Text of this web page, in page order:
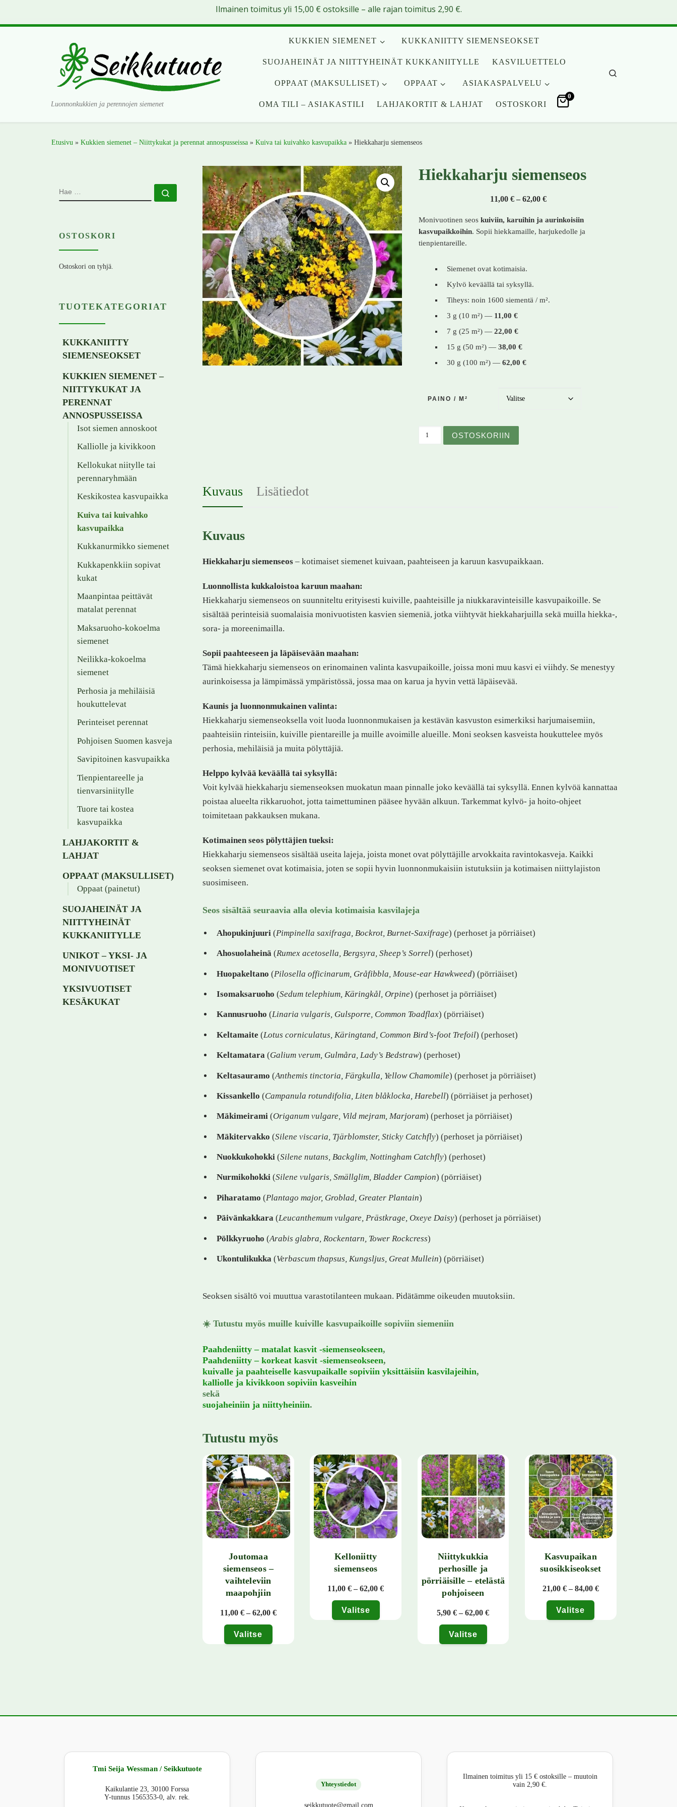
Luonnonkukkien ja perennojen siemenet
KUKKIEN SIEMENET KUKKANIITTY SIEMENSEOKSET
SUOJAHEINÄT JA NIITTYHEINÄT KUKKANIITYLLE KASVILUETTELO
OPPAAT (MAKSULLISET) OPPAAT ASIAKASPALVELU
OMA TILI – ASIAKASTILI LAHJAKORTIT & LAHJAT OSTOSKORI
0
Etusivu » Kukkien siemenet – Niittykukat ja perennat annospusseissa » Kuiva tai kuivahko kasvupaikka » Hiekkaharju siemenseos
Hiekkaharju siemenseos
11,00 € – 62,00 €Hintaluokka: 11,00 € - 62,00 €
Monivuotinen seos kuiviin, karuihin ja aurinkoisiin
kasvupaikkoihin. Sopii hiekkamaille, harjukedolle ja
tienpientareille.
Siemenet ovat kotimaisia.
Kylvö keväällä tai syksyllä.
Tiheys: noin 1600 siementä / m².
3 g (10 m²) — 11,00 €
7 g (25 m²) — 22,00 €
15 g (50 m²) — 38,00 €
30 g (100 m²) — 62,00 €
PAINO / M²
OSTOSKORIIN
Kuvaus Lisätiedot
Kuvaus
Hiekkaharju siemenseos – kotimaiset siemenet kuivaan, paahteiseen ja karuun kasvupaikkaan.
Luonnollista kukkaloistoa karuun maahan:
Hiekkaharju siemenseos on suunniteltu erityisesti kuiville, paahteisille ja niukkaravinteisille kasvupaikoille. Se
sisältää perinteisiä suomalaisia monivuotisten kasvien siemeniä, jotka viihtyvät hiekkaharjuilla sekä muilla hiekka-,
sora- ja moreenimailla.
Sopii paahteeseen ja läpäisevään maahan:
Tämä hiekkaharju siemenseos on erinomainen valinta kasvupaikoille, joissa moni muu kasvi ei viihdy. Se menestyy
aurinkoisessa ja lämpimässä ympäristössä, jossa maa on karua ja hyvin vettä läpäisevää.
Kaunis ja luonnonmukainen valinta:
Hiekkaharju siemenseoksella voit luoda luonnonmukaisen ja kestävän kasvuston esimerkiksi harjumaisemiin,
paahteisiin rinteisiin, kuiville pientareille ja muille avoimille alueille. Moni seoksen kasveista houkuttelee myös
perhosia, mehiläisiä ja muita pölyttäjiä.
Helppo kylvää keväällä tai syksyllä:
Voit kylvää hiekkaharju siemenseoksen muokatun maan pinnalle joko keväällä tai syksyllä. Ennen kylvöä kannattaa
poistaa alueelta rikkaruohot, jotta taimettuminen pääsee hyvään alkuun. Tarkemmat kylvö- ja hoito-ohjeet
toimitetaan pakkauksen mukana.
Kotimainen seos pölyttäjien tueksi:
Hiekkaharju siemenseos sisältää useita lajeja, joista monet ovat pölyttäjille arvokkaita ravintokasveja. Kaikki
seoksen siemenet ovat kotimaisia, joten se sopii hyvin luonnonmukaisiin istutuksiin ja kotimaisen niittylajiston
suosimiseen.
Seos sisältää seuraavia alla olevia kotimaisia kasvilajeja
Ahopukinjuuri (Pimpinella saxifraga, Bockrot, Burnet-Saxifrage) (perhoset ja pörriäiset)
Ahosuolaheinä (Rumex acetosella, Bergsyra, Sheep’s Sorrel) (perhoset)
Huopakeltano (Pilosella officinarum, Gråfibbla, Mouse-ear Hawkweed) (pörriäiset)
Isomaksaruoho (Sedum telephium, Käringkål, Orpine) (perhoset ja pörriäiset)
Kannusruoho (Linaria vulgaris, Gulsporre, Common Toadflax) (pörriäiset)
Keltamaite (Lotus corniculatus, Käringtand, Common Bird’s-foot Trefoil) (perhoset)
Keltamatara (Galium verum, Gulmåra, Lady’s Bedstraw) (perhoset)
Keltasauramo (Anthemis tinctoria, Färgkulla, Yellow Chamomile) (perhoset ja pörriäiset)
Kissankello (Campanula rotundifolia, Liten blåklocka, Harebell) (pörriäiset ja perhoset)
Mäkimeirami (Origanum vulgare, Vild mejram, Marjoram) (perhoset ja pörriäiset)
Mäkitervakko (Silene viscaria, Tjärblomster, Sticky Catchfly) (perhoset ja pörriäiset)
Nuokkukohokki (Silene nutans, Backglim, Nottingham Catchfly) (perhoset)
Nurmikohokki (Silene vulgaris, Smällglim, Bladder Campion) (pörriäiset)
Piharatamo (Plantago major, Groblad, Greater Plantain)
Päivänkakkara (Leucanthemum vulgare, Prästkrage, Oxeye Daisy) (perhoset ja pörriäiset)
Pölkkyruoho (Arabis glabra, Rockentarn, Tower Rockcress)
Ukontulikukka (Verbascum thapsus, Kungsljus, Great Mullein) (pörriäiset)
Seoksen sisältö voi muuttua varastotilanteen mukaan. Pidätämme oikeuden muutoksiin.
☀️ Tutustu myös muille kuiville kasvupaikoille sopiviin siemeniin
Paahdeniitty – matalat kasvit -siemenseokseen,
Paahdeniitty – korkeat kasvit -siemenseokseen,
kuivalle ja paahteiselle kasvupaikalle sopiviin yksittäisiin kasvilajeihin,
kalliolle ja kivikkoon sopiviin kasveihin
sekä
suojaheiniin ja niittyheiniin.
Tutustu myös
Joutomaa
siemenseos –
vaihteleviin
maapohjiin
11,00 € – 62,00 €Hintaluokka: 11,00 € - 62,00 €
Valitse
Kelloniitty
siemenseos
11,00€ – 62,00€Hintaluokka: 11,00 € - 62,00 €
Valitse
Tällä tuotteella on useampi muunnelma. Voit tehdä valinnat tuotteen sivulla.
Niittykukkia
perhosille ja
pörriäisille – etelästä
pohjoiseen
5,90€ – 62,00€Hintaluokka: 5,90 € - 62,00 €
Valitse
Kasvupaikan
suosikkiseokset
21,00 € – 84,00 €Hintaluokka: 21,00 € -
Valitse
HAE
OSTOSKORI
Ostoskori on tyhjä.
TUOTEKATEGORIAT
KUKKANIITTY
SIEMENSEOKSET
KUKKIEN SIEMENET –
NIITTYKUKAT JA
PERENNAT
ANNOSPUSSEISSA
Isot siemen annoskoot
Kalliolle ja kivikkoon
Kellokukat niitylle tai
perennaryhmään
Keskikostea kasvupaikka
Kuiva tai kuivahko
kasvupaikka
Kukkanurmikko siemenet
Kukkapenkkiin sopivat
kukat
Maanpintaa peittävät
matalat perennat
Maksaruoho-kokoelma
siemenet
Neilikka-kokoelma
siemenet
Perhosia ja mehiläisiä
houkuttelevat
Perinteiset perennat
Pohjoisen Suomen kasveja
Savipitoinen kasvupaikka
Tienpientareelle ja
tienvarsiniitylle
Tuore tai kostea
kasvupaikka
LAHJAKORTIT &
LAHJAT
OPPAAT (MAKSULLISET)
Oppaat (painetut)
SUOJAHEINÄT JA
NIITTYHEINÄT
KUKKANIITYLLE
UNIKOT – YKSI- JA
MONIVUOTISET
YKSIVUOTISET
KESÄKUKAT
Tmi Seija Wessman / Seikkutuote
Kaikulantie 23, 30100 Forssa
Y-tunnus 1565353-0, alv. rek.
Yhteystiedot
seikkutuote@gmail.com
Ilmainen toimitus yli 15 € ostoksille – muutoin
vain 2,90 €.
Ilmainen toimitus yli 15,00 € ostoksille – alle rajan toimitus 2,90 €.